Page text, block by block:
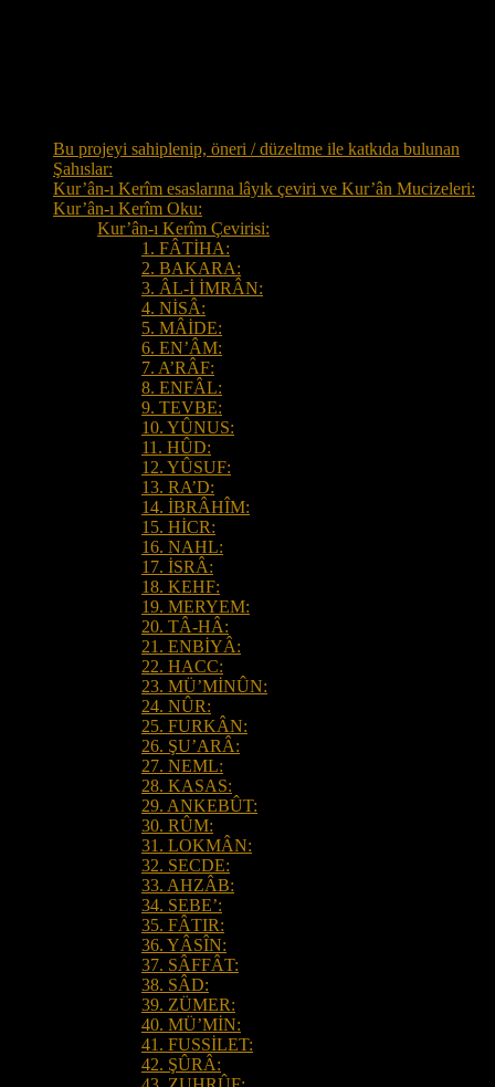
Bu projeyi sahiplenip, öneri / düzeltme ile katkıda bulunan
Şahıslar:
Kur’ân-ı Kerîm esaslarına lâyık çeviri ve Kur’ân Mucizeleri:
Kur’ân-ı Kerîm Oku:
Kur’ân-ı Kerîm Çevirisi:
1. FÂTİHA:
2. BAKARA:
3. ÂL-İ İMRÂN:
4. NİSÂ:
5. MÂİDE:
6. EN’ÂM:
7. A’RÂF:
8. ENFÂL:
9. TEVBE:
10. YÛNUS:
11. HÛD:
12. YÛSUF:
13. RA’D:
14. İBRÂHÎM:
15. HİCR:
16. NAHL:
17. İSRÂ:
18. KEHF:
19. MERYEM:
20. TÂ-HÂ:
21. ENBİYÂ:
22. HACC:
23. MÜ’MİNÛN:
24. NÛR:
25. FURKÂN:
26. ŞU’ARÂ:
27. NEML:
28. KASAS:
29. ANKEBÛT:
30. RÛM:
31. LOKMÂN:
32. SECDE:
33. AHZÂB:
34. SEBE’:
35. FÂTIR:
36. YÂSÎN:
37. SÂFFÂT:
38. SÂD:
39. ZÜMER:
40. MÜ’MİN:
41. FUSSİLET:
42. ŞÛRÂ: